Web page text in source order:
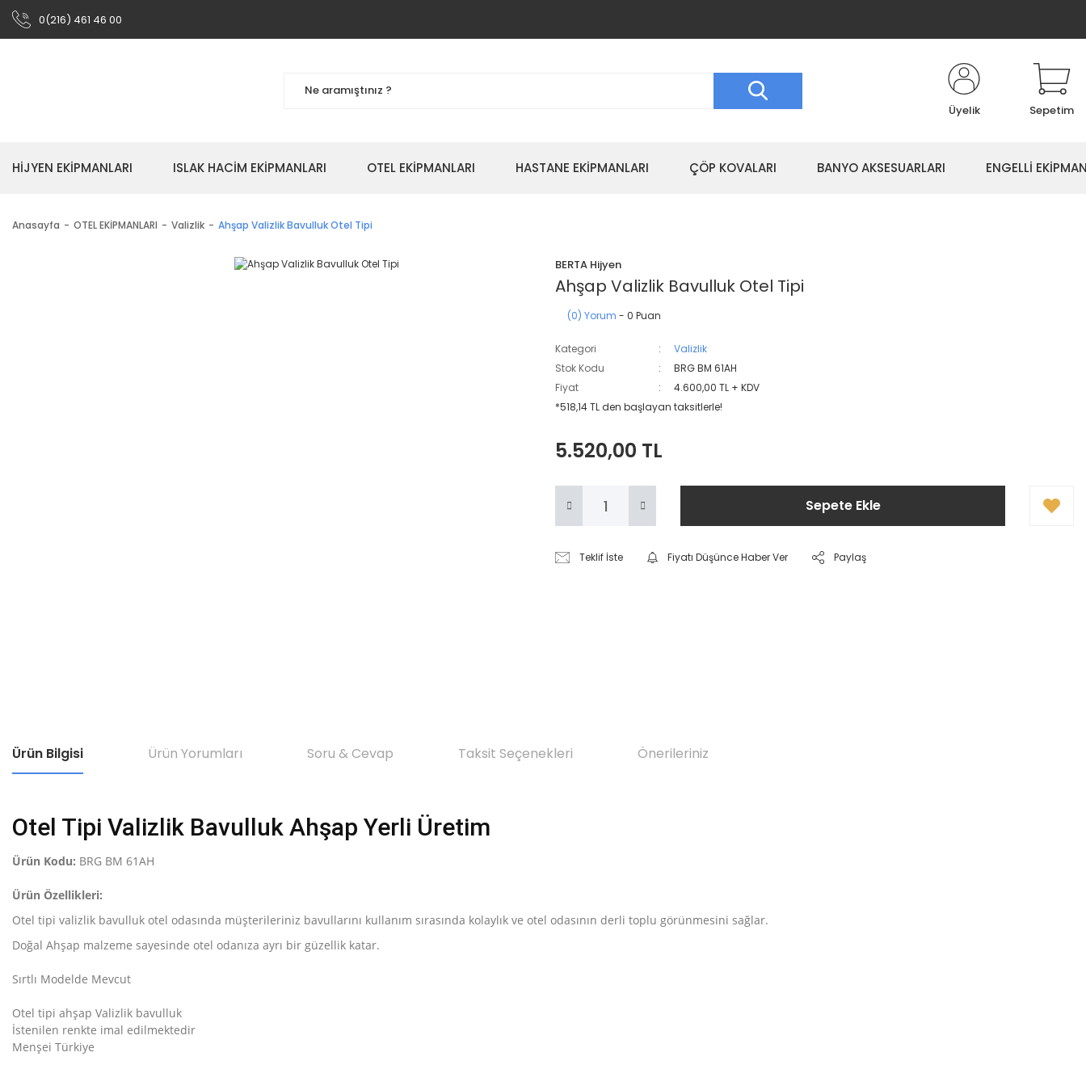
0(216) 461 46 00
Üyelik Sepetim
HİJYEN EKİPMANLARI ISLAK HACİM EKİPMANLARI OTEL EKİPMANLARI HASTANE EKİPMANLARI ÇÖP KOVALARI BANYO AKSESUARLARI ENGELLİ
Anasayfa OTEL EKİPMANLARI Valizlik Ahşap Valizlik Bavulluk Otel Tipi
BERTA Hijyen
Ahşap Valizlik Bavulluk Otel Tipi
(0) Yorum - 0 Puan
Kategori
Valizlik
Stok Kodu
BRG BM 61AH
Fiyat
4.600,00 TL + KDV
*518,14 TL den başlayan taksitlerle!
5.520,00 TL
Sepete Ekle
Teklif İste Fiyatı Düşünce Haber Ver Paylaş
Ürün Bilgisi Ürün Yorumları Soru & Cevap Taksit Seçenekleri Önerileriniz
Otel Tipi Valizlik Bavulluk Ahşap Yerli Üretim
Ürün Kodu: BRG BM 61AH
Ürün Özellikleri:
Otel tipi valizlik bavulluk otel odasında müşterileriniz bavullarını kullanım sırasında kolaylık ve otel odasının derli toplu görünmesini sağlar.
Doğal Ahşap malzeme sayesinde otel odanıza ayrı bir güzellik katar.
Sırtlı Modelde Mevcut
Otel tipi ahşap Valizlik bavulluk
İstenilen renkte imal edilmektedir
Menşei Türkiye